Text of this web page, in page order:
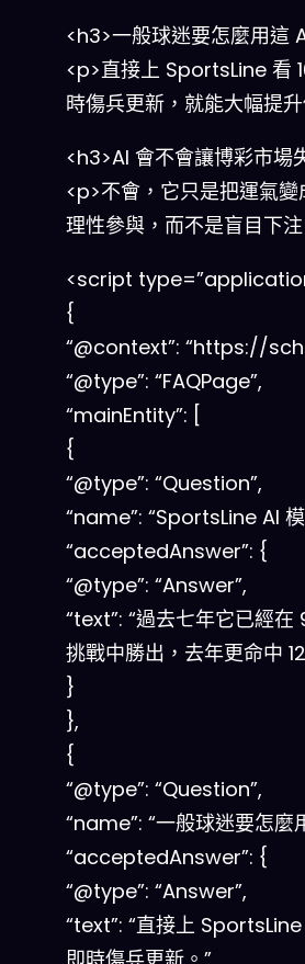
<h3>一般球迷要怎麼用這
<p>直接上 SportsLine 看
時傷兵更新，就能大幅提
<h3>AI 會不會讓博彩市場
<p>不會，它只是把運氣
理性參與，而不是盲目下
<script
{
“@context”: “https://
“@type”: “FAQPage”,
“mainEntity”: [
{
“@type”: “Question”,
“name”: “SportsLine AI
“acceptedAnswer”: {
“@type”: “Answer”,
“text”: “過去七年它已經
挑戰中勝出，去年更命中
}
},
{
“@type”: “Question”,
“name”: “一般球迷要怎麼
“acceptedAnswer”: {
“@type”: “Answer”,
“text”: “直接上